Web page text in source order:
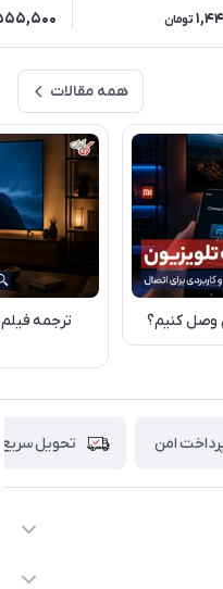
تومان
همه مقالات
وصل کنیم؟ ترجمه
امن تحویل سریع